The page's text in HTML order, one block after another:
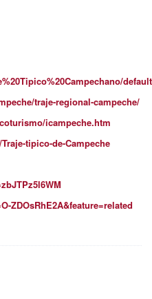
traje-regional-campeche/
icampeche.htm
tipico-de-Campeche
ZDOsRhE2A&feature=related